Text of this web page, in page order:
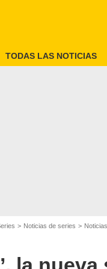
TODAS LAS NOTICIAS
Noticias de series